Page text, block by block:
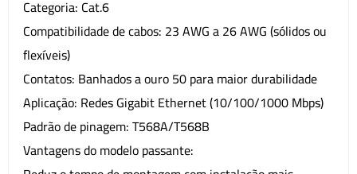
Categoria: Cat.6
Compatibilidade de cabos: 23 AWG a 26 AWG (sólidos ou
flexíveis)
Contatos: Banhados a ouro 50 para maior durabilidade
Aplicação: Redes Gigabit Ethernet (10/100/1000 Mbps)
Padrão de pinagem: T568A/T568B
Vantagens do modelo passante: